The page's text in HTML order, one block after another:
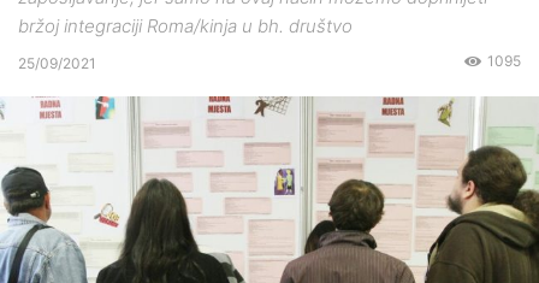
bržoj integraciji Roma/kinja u bh. društvo
25/09/2021 1095